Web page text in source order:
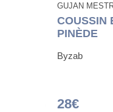
GUJAN
COUSSIN
PINÈDE
Byzab
28€